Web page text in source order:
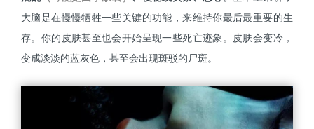
大脑是在慢慢牺牲一些关键的功能，来维持你最后最重要的生
存。你的皮肤甚至也会开始呈现一些死亡迹象。皮肤会变冷，
变成淡淡的蓝灰色，甚至会出现斑驳的尸斑。